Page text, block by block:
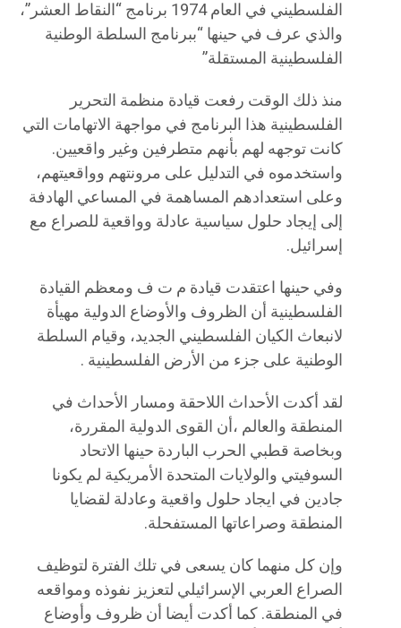
الفلسطيني في العام 1974 برنامج “النقاط العشر”،
والذي عرف في حينها “ببرنامج السلطة الوطنية
الفلسطينية المستقلة”
منذ ذلك الوقت رفعت قيادة منظمة التحرير
الفلسطينية هذا البرنامج في مواجهة الاتهامات التي
كانت توجهه لهم بأنهم متطرفين وغير واقعيين.
واستخدموه في التدليل على مرونتهم وواقعيتهم،
وعلى استعدادهم المساهمة في المساعي الهادفة
إلى إيجاد حلول سياسية عادلة وواقعية للصراع مع
إسرائيل.
وفي حينها اعتقدت قيادة م ت ف ومعظم القيادة
الفلسطينية أن الظروف والأوضاع الدولية مهيأة
لانبعاث الكيان الفلسطيني الجديد، وقيام السلطة
الوطنية على جزء من الأرض الفلسطينية .
لقد أكدت الأحداث اللاحقة ومسار الأحداث في
المنطقة والعالم ،أن القوى الدولية المقررة،
وبخاصة قطبي الحرب الباردة حينها الاتحاد
السوفيتي والولايات المتحدة الأمريكية لم يكونا
جادين في ايجاد حلول واقعية وعادلة لقضايا
المنطقة وصراعاتها المستفحلة.
وإن كل منهما كان يسعى في تلك الفترة لتوظيف
الصراع العربي الإسرائيلي لتعزيز نفوذه ومواقعه
في المنطقة. كما أكدت أيضا أن ظروف وأوضاع